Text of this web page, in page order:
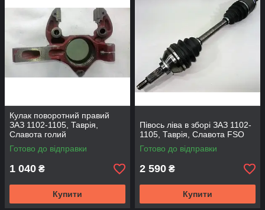
Кулак поворотний правий
ЗАЗ 1102-1105, Таврія,
Славота голий
Готово до відправки
1 040 ₴
Купити
Півось ліва в зборі ЗАЗ 1102-
1105, Таврія, Славота FSO
Готово до відправки
2 590 ₴
Купити